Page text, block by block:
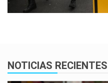
NOTICIAS RECIENTES